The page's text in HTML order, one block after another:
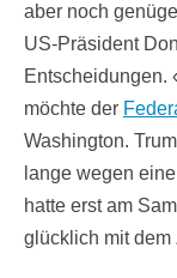
aber noch
US-Präsident
Entscheidungen.
möchte der
Washington.
lange wegen
hatte erst am
glücklich mit dem